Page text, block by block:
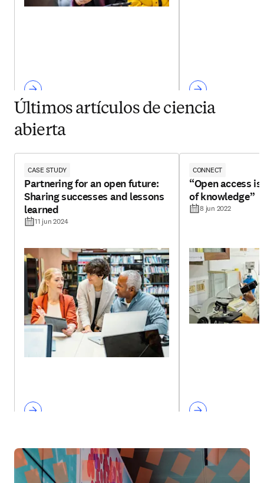
Últimos artículos de ciencia
abierta
CASE STUDY
Partnering for an open future:
Sharing successes and lessons
learned
11 jun 2024
CONNECT
“Open access
of knowledge”
8 jun 2022